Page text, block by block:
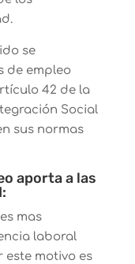
se
de empleo
42 de la
Social
sus normas
aporta a las
mas
laboral
este motivo es